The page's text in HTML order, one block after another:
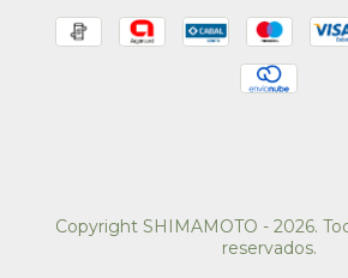
Copyright SHIMAMOTO - 2026.
reservados.